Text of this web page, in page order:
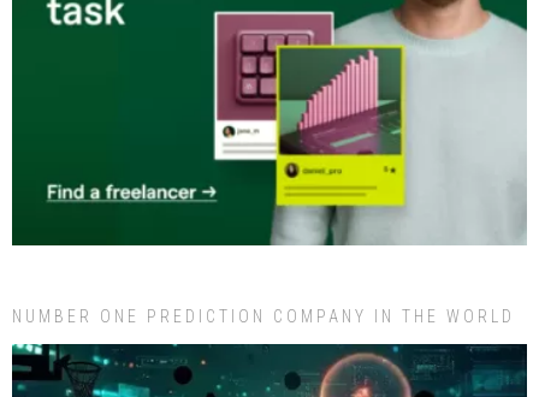
NUMBER ONE PREDICTION COMPANY IN THE WORLD